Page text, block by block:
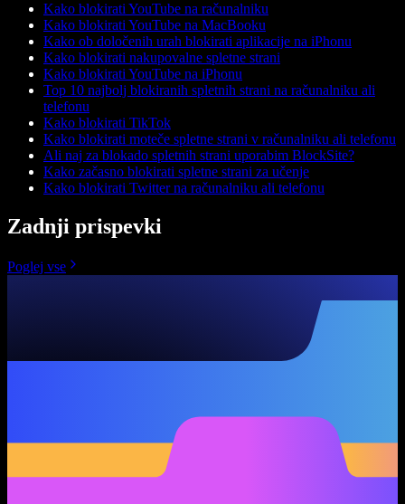
Kako blokirati YouTube na računalniku
Kako blokirati YouTube na MacBooku
Kako ob določenih urah blokirati aplikacije na iPhonu
Kako blokirati nakupovalne spletne strani
Kako blokirati YouTube na iPhonu
Top 10 najbolj blokiranih spletnih strani na računalniku ali
telefonu
Kako blokirati TikTok
Kako blokirati moteče spletne strani v računalniku ali telefonu
Ali naj za blokado spletnih strani uporabim BlockSite?
Kako začasno blokirati spletne strani za učenje
Kako blokirati Twitter na računalniku ali telefonu
Zadnji prispevki
Poglej vse